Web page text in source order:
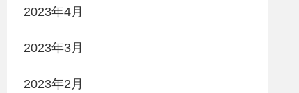
2023年4月
2023年3月
2023年2月